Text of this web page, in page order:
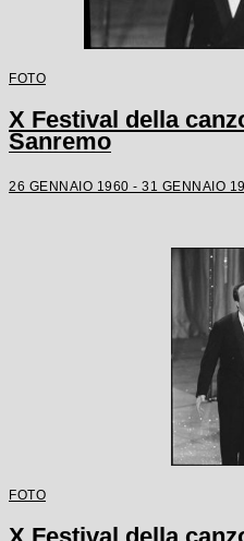
FOTO
X Festival della
Sanremo
26 GENNAIO 1960 - 31 GENNAIO
FOTO